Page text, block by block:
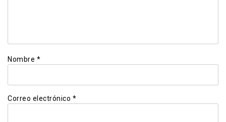
Nombre *
Correo electrónico *